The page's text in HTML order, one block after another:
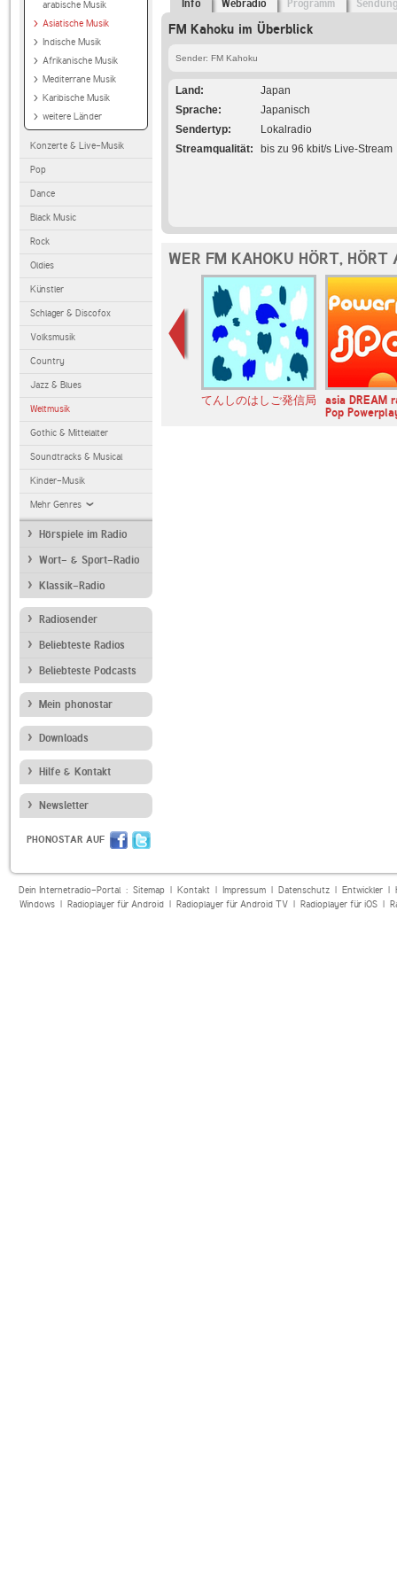
arabische Musik
Asiatische Musik
Indische Musik
Afrikanische Musik
Mediterrane Musik
Karibische Musik
weitere Länder
Konzerte & Live-Musik
Pop
Dance
Black Music
Rock
Oldies
Künstler
Schlager & Discofox
Volksmusik
Country
Jazz & Blues
Weltmusik
Gothic & Mittelalter
Soundtracks & Musical
Kinder-Musik
Mehr Genres
Hörspiele im Radio
Wort- & Sport-Radio
Klassik-Radio
Radiosender
Beliebteste Radios
Beliebteste Podcasts
Mein phonostar
Downloads
Hilfe & Kontakt
Newsletter
PHONOSTAR AUF
Info Webradio Programm
FM Kahoku im Überblick
Sender: FM Kahoku
Land
Japan
Sprache
Japanisch
Sendertyp
Lokalradio
Streamqualität
bis zu 96 kbit/s Live-Stream
WER FM KAHOKU HÖRT, HÖRT
てんしのはしご発信局
asia DREAM
Pop
Dein Internetradio-Portal : Sitemap| Kontakt| Impressum| Datenschutz| Entwickler|
Windows| Radioplayer für Android| Radioplayer für Android TV| Radioplayer für iOS|